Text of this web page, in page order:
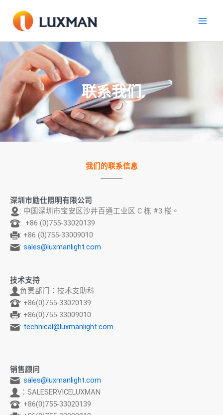
容
联系我们
我们的联系信息
深圳市励仕照明有限公司
: 中国深圳市宝安区沙井百通工业区 C 栋 #3 楼。
: +86 (0)755-33020139
: +86 (0)755-33009010
: sales@luxmanlight.com
技术支持
负责部门：技术支助科
: +86(0)755-33020139
: +86(0)755-33009010
: technical@luxmanlight.com
销售顾问
: sales@luxmanlight.com
：SALESERVICELUXMAN
: +86(0)755-33020139